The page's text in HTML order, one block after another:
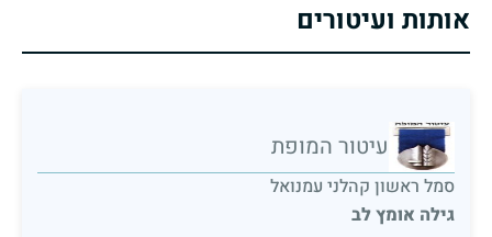
אותות ועיטורים
עיטור המופת
סמל ראשון קהלני עמנואל
גילה אומץ לב